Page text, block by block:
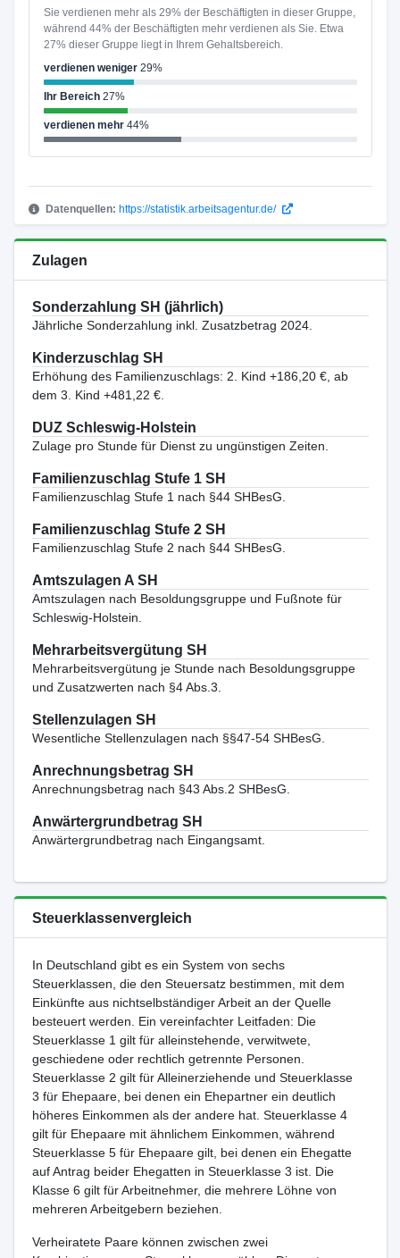
Sie verdienen mehr als 29% der Beschäftigten in dieser Gruppe,
während 44% der Beschäftigten mehr verdienen als Sie. Etwa
27% dieser Gruppe liegt in Ihrem Gehaltsbereich.
verdienen weniger29%
Ihr Bereich27%
verdienen mehr44%
Datenquellen: https://statistik.arbeitsagentur.de/
Zulagen
Sonderzahlung SH (jährlich)
Jährliche Sonderzahlung inkl. Zusatzbetrag 2024.
Kinderzuschlag SH
Erhöhung des Familienzuschlags: 2. Kind +186,20 €, ab
dem 3. Kind +481,22 €.
DUZ Schleswig-Holstein
Zulage pro Stunde für Dienst zu ungünstigen Zeiten.
Familienzuschlag Stufe 1 SH
Familienzuschlag Stufe 1 nach §44 SHBesG.
Familienzuschlag Stufe 2 SH
Familienzuschlag Stufe 2 nach §44 SHBesG.
Amtszulagen A SH
Amtszulagen nach Besoldungsgruppe und Fußnote für
Schleswig-Holstein.
Mehrarbeitsvergütung SH
Mehrarbeitsvergütung je Stunde nach Besoldungsgruppe
und Zusatzwerten nach §4 Abs.3.
Stellenzulagen SH
Wesentliche Stellenzulagen nach §§47-54 SHBesG.
Anrechnungsbetrag SH
Anrechnungsbetrag nach §43 Abs.2 SHBesG.
Anwärtergrundbetrag SH
Anwärtergrundbetrag nach Eingangsamt.
Steuerklassenvergleich
In Deutschland gibt es ein System von sechs
Steuerklassen, die den Steuersatz bestimmen, mit dem
Einkünfte aus nichtselbständiger Arbeit an der Quelle
besteuert werden. Ein vereinfachter Leitfaden: Die
Steuerklasse 1 gilt für alleinstehende, verwitwete,
geschiedene oder rechtlich getrennte Personen.
Steuerklasse 2 gilt für Alleinerziehende und Steuerklasse
3 für Ehepaare, bei denen ein Ehepartner ein deutlich
höheres Einkommen als der andere hat. Steuerklasse 4
gilt für Ehepaare mit ähnlichem Einkommen, während
Steuerklasse 5 für Ehepaare gilt, bei denen ein Ehegatte
auf Antrag beider Ehegatten in Steuerklasse 3 ist. Die
Klasse 6 gilt für Arbeitnehmer, die mehrere Löhne von
mehreren Arbeitgebern beziehen.
Verheiratete Paare können zwischen zwei